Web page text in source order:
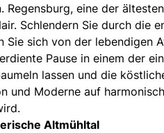
eine der
Schlendern Sie durch die
Sie sich von der lebendigen
Pause in einem der
lassen und die
und Moderne auf
Altmühltal